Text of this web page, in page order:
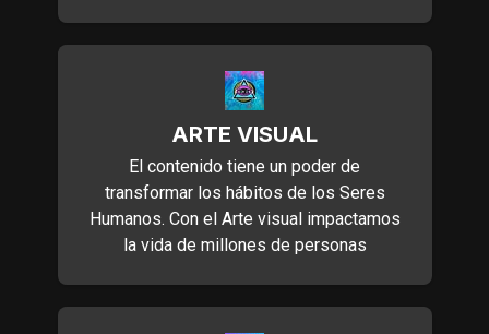
ARTE VISUAL
El contenido tiene un poder de
transformar los hábitos de los Seres
Humanos. Con el Arte visual impactamos
la vida de millones de personas